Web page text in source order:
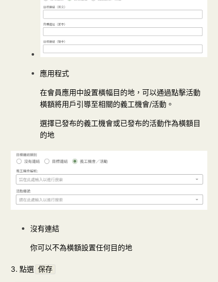
應用程式
在會員應用中設置橫幅目的地，可以通過點擊活動
橫額將用戶引導至相關的義工機會/活動。
選擇已發布的義工機會或已發布的活動作為橫額目
的地
沒有連結
你可以不為橫額設置任何目的地
3. 點選 保存